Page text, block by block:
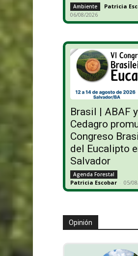
Ambiente Patricia
06/08/2026
Brasil | ABAF y
Cedagro
Congreso
del Eucalipto
Salvador
Agenda Forestal
Patricia Escobar - 05/
Opinión